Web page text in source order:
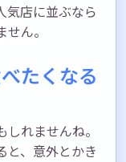
気店に並ぶなら
ん。
たくなる
れませんね。
と、意外とかき